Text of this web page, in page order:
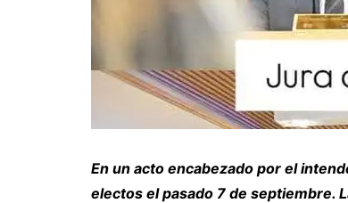
En un acto encabezado por el
electos el pasado 7 de septiembre.